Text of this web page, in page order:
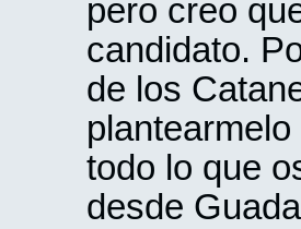
pero creo
candidato.
de los
todo lo que
desde